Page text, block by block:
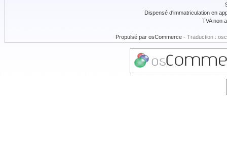
Dispensé d'immatriculation en
TVA non
Propulsé par osCommerce - Traduction :